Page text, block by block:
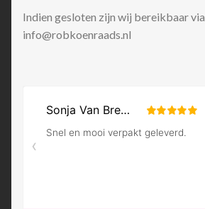
Indien gesloten zijn wij bereikbaar via
info@robkoenraads.nl